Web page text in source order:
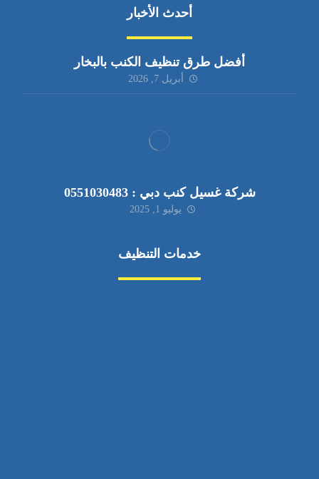
أحدث الأخبار
أفضل طرق تنظيف الكنب بالبخار
أبريل 7, 2026
شركة غسيل كنب دبي : 0551030483
يوليو 1, 2025
خدمات التنظيف